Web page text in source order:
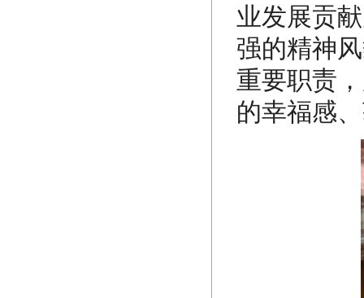
业发展贡
强的精神
重要职责
的幸福感